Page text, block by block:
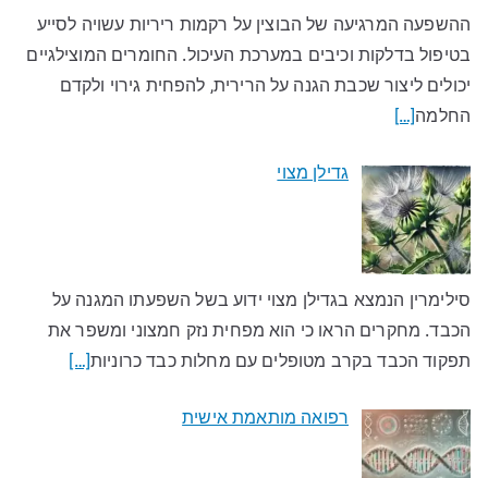
ההשפעה המרגיעה של הבוצין על רקמות ריריות עשויה לסייע
בטיפול בדלקות וכיבים במערכת העיכול. החומרים המוצילגיים
יכולים ליצור שכבת הגנה על הרירית, להפחית גירוי ולקדם
החלמה[…]
גדילן מצוי
סילימרין הנמצא בגדילן מצוי ידוע בשל השפעתו המגנה על
הכבד. מחקרים הראו כי הוא מפחית נזק חמצוני ומשפר את
תפקוד הכבד בקרב מטופלים עם מחלות כבד כרוניות[…]
רפואה מותאמת אישית